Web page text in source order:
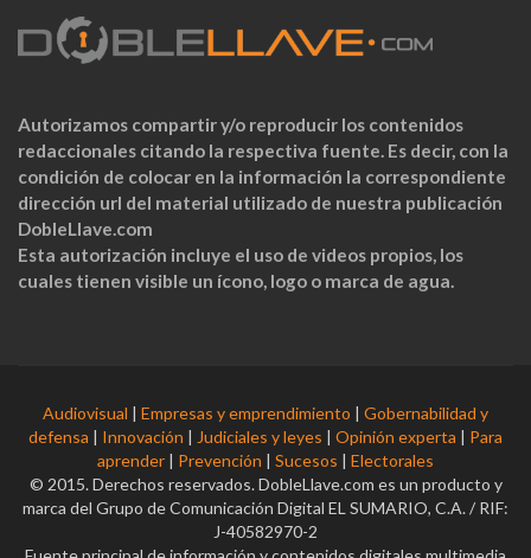
Autorizamos compartir y/o reproducir los contenidos
redaccionales citando la respectiva fuente. Es decir, con la
condición de colocar en la información la correspondiente
dirección url del material utilizado de nuestra publicación
DobleLlave.com
Esta autorización incluye el uso de videos propios, los
cuales tienen visible un ícono, logo o marca de agua.
Audiovisual | Empresas y emprendimiento | Gobernabilidad y
defensa | Innovación | Judiciales y leyes | Opinión experta | Para
aprender | Prevención | Sucesos | Electorales
© 2015. Derechos reservados. DobleLlave.com es un producto y
marca del Grupo de Comunicación Digital EL SUMARIO, C.A. / RIF:
J-40582970-2